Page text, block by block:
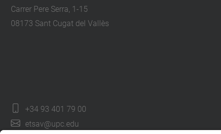
Carrer Pere Serra, 1-15
08173 Sant Cugat del Vallès
+34 93 401 79 00
etsav@upc.edu